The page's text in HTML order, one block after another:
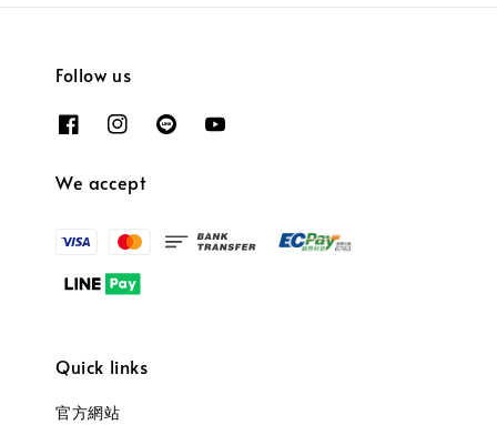
Follow us
We accept
Quick links
官方網站